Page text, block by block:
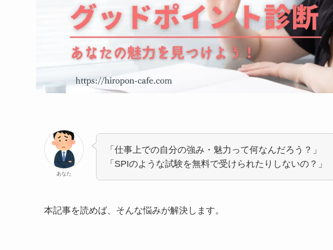
あなた
「仕事上での自分の強み・魅力って何なんだろう？」
「SPIのような試験を無料で受けられたりしないの？」
本記事を読めば、そんな悩みが解決します。